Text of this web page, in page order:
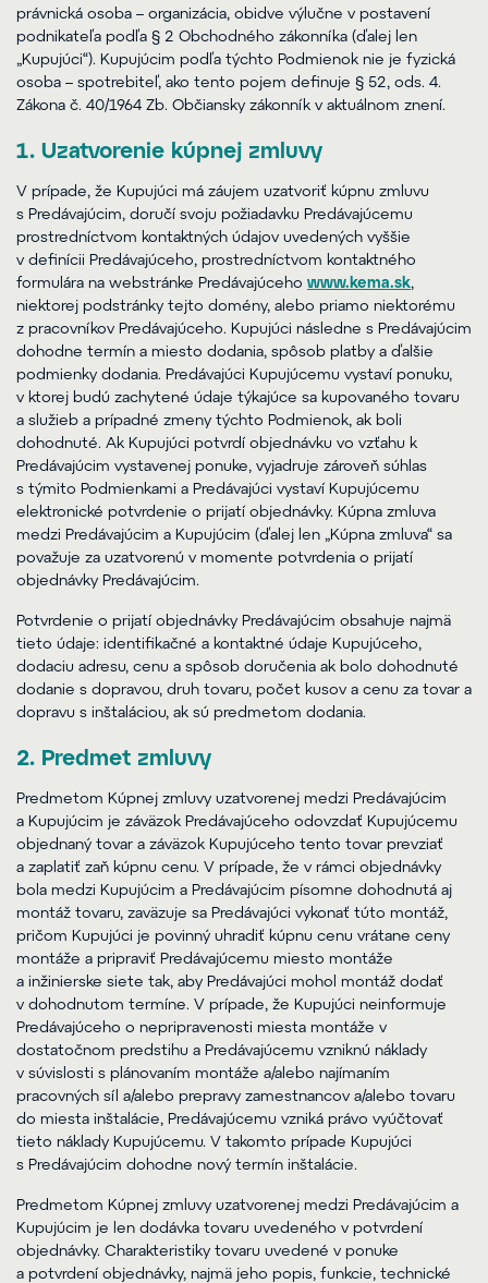
právnická osoba – organizácia, obidve výlučne v postavení
podnikateľa podľa § 2 Obchodného zákonníka (ďalej len
„Kupujúci“). Kupujúcim podľa týchto Podmienok nie je fyzická
osoba – spotrebiteľ, ako tento pojem definuje § 52, ods. 4.
Zákona č. 40/1964 Zb. Občiansky zákonník v aktuálnom znení.
1. Uzatvorenie kúpnej zmluvy
V prípade, že Kupujúci má záujem uzatvoriť kúpnu zmluvu
s Predávajúcim, doručí svoju požiadavku Predávajúcemu
prostredníctvom kontaktných údajov uvedených vyššie
v definícii Predávajúceho, prostredníctvom kontaktného
formulára na webstránke Predávajúceho www.kema.sk,
niektorej podstránky tejto domény, alebo priamo niektorému
z pracovníkov Predávajúceho. Kupujúci následne s Predávajúcim
dohodne termín a miesto dodania, spôsob platby a ďalšie
podmienky dodania. Predávajúci Kupujúcemu vystaví ponuku,
v ktorej budú zachytené údaje týkajúce sa kupovaného tovaru
a služieb a prípadné zmeny týchto Podmienok, ak boli
dohodnuté. Ak Kupujúci potvrdí objednávku vo vzťahu k
Predávajúcim vystavenej ponuke, vyjadruje zároveň súhlas
s týmito Podmienkami a Predávajúci vystaví Kupujúcemu
elektronické potvrdenie o prijatí objednávky. Kúpna zmluva
medzi Predávajúcim a Kupujúcim (ďalej len „Kúpna zmluva“ sa
považuje za uzatvorenú v momente potvrdenia o prijatí
objednávky Predávajúcim.
Potvrdenie o prijatí objednávky Predávajúcim obsahuje najmä
tieto údaje: identifikačné a kontaktné údaje Kupujúceho,
dodaciu adresu, cenu a spôsob doručenia ak bolo dohodnuté
dodanie s dopravou, druh tovaru, počet kusov a cenu za tovar a
dopravu s inštaláciou, ak sú predmetom dodania.
2. Predmet zmluvy
Predmetom Kúpnej zmluvy uzatvorenej medzi Predávajúcim
a Kupujúcim je záväzok Predávajúceho odovzdať Kupujúcemu
objednaný tovar a záväzok Kupujúceho tento tovar prevziať
a zaplatiť zaň kúpnu cenu. V prípade, že v rámci objednávky
bola medzi Kupujúcim a Predávajúcim písomne dohodnutá aj
montáž tovaru, zaväzuje sa Predávajúci vykonať túto montáž,
pričom Kupujúci je povinný uhradiť kúpnu cenu vrátane ceny
montáže a pripraviť Predávajúcemu miesto montáže
a inžinierske siete tak, aby Predávajúci mohol montáž dodať
v dohodnutom termíne. V prípade, že Kupujúci neinformuje
Predávajúceho o nepripravenosti miesta montáže v
dostatočnom predstihu a Predávajúcemu vzniknú náklady
v súvislosti s plánovaním montáže a/alebo najímaním
pracovných síl a/alebo prepravy zamestnancov a/alebo tovaru
do miesta inštalácie, Predávajúcemu vzniká právo vyúčtovať
tieto náklady Kupujúcemu. V takomto prípade Kupujúci
s Predávajúcim dohodne nový termín inštalácie.
Predmetom Kúpnej zmluvy uzatvorenej medzi Predávajúcim a
Kupujúcim je len dodávka tovaru uvedeného v potvrdení
objednávky. Charakteristiky tovaru uvedené v ponuke
a potvrdení objednávky, najmä jeho popis, funkcie, technické